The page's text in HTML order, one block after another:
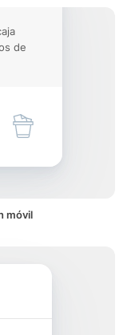
de
móvil